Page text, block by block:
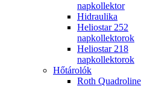
napkollektor
Hidraulika
Heliostar 252
napkollektorok
Heliostar 218
napkollektorok
Hőtárolók
Roth Quadroline